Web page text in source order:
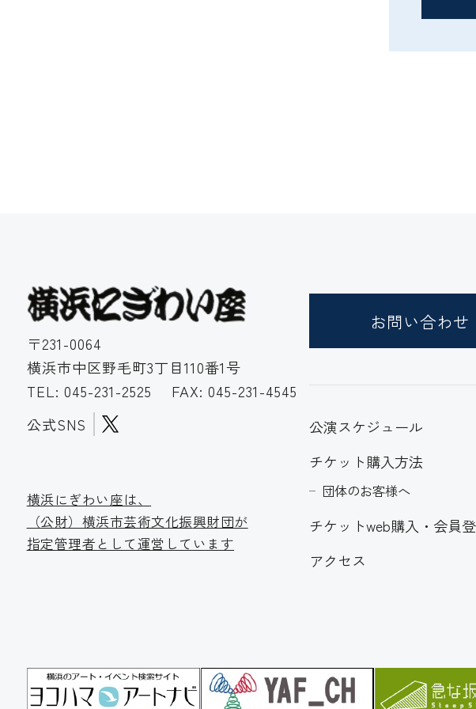
〒231-0064
横浜市中区野毛町3丁目110番1号
TEL: 045-231-2525
FAX: 045-231-4545
公式SNS
お問い合わせ
横浜にぎわい座は、
（公財）横浜市芸術文化振興財団が
指定管理者として運営しています
公演スケジュール
チケット購入方法
団体のお客様へ
チケットweb購入・会員
アクセス